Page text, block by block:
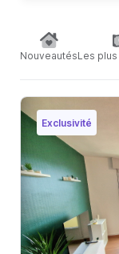
NouveautésLes
Exclusivité